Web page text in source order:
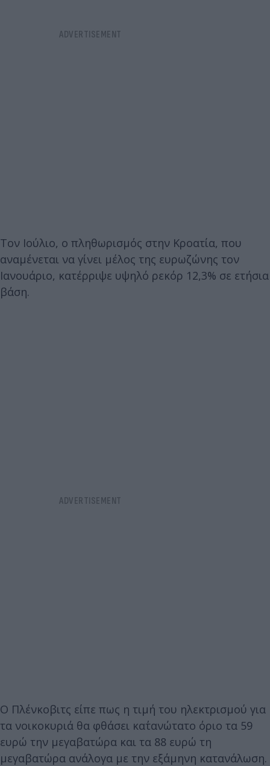
Τον Ιούλιο, ο πληθωρισμός στην Κροατία, που
αναμένεται να γίνει μέλος της ευρωζώνης τον
Ιανουάριο, κατέρριψε υψηλό ρεκόρ 12,3% σε ετήσια
βάση.
Ο Πλένκοβιτς είπε πως η τιμή του ηλεκτρισμού για
τα νοικοκυριά θα φθάσει κατ΄ανώτατο όριο τα 59
ευρώ την μεγαβατώρα και τα 88 ευρώ τη
μεγαβατώρα ανάλογα με την εξάμηνη κατανάλωση.